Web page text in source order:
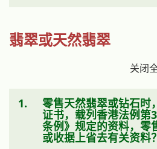
翡翠或天然翡翠
关闭
1. 零售天然翡翠或钻石时
证书，载列香港法例第
条例》规定的资料，零
或收据上省去有关资料？